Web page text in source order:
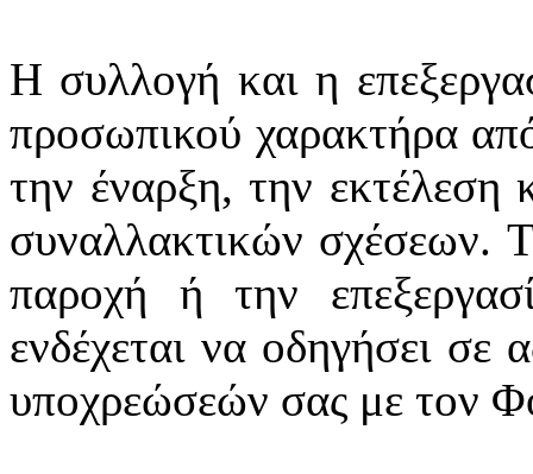
Η συλλογή και η
προσωπικού χαρακτήρα
την έναρξη, την εκτέλεση
συναλλακτικών σχέσεων.
παροχή ή την
ενδέχεται να οδηγήσει σε
υποχρεώσεών σας με τον